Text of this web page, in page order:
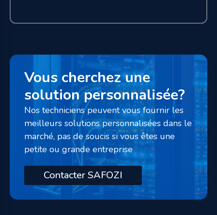
Vous cherchez une
solution personnalisée?
Nos techniciens peuvent vous fournir les
meilleurs solutions personnalisées dans le
marché, pas de soucis si vous êtes une
petite ou grande entreprise
Contacter SAFOZI